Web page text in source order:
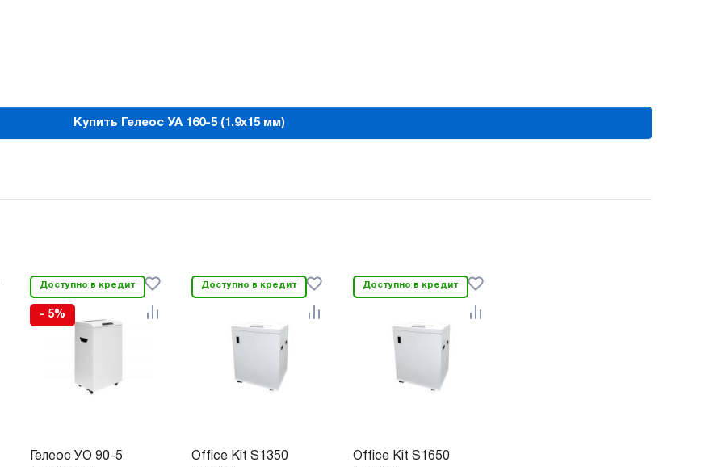
Купить Гелеос УА 160-5 (1.9x15 мм)
Доступно в кредит
- 5%
Гелеос УО 90-5
Доступно в кредит
Office Kit S1350
Доступно в кредит
Office Kit S1650